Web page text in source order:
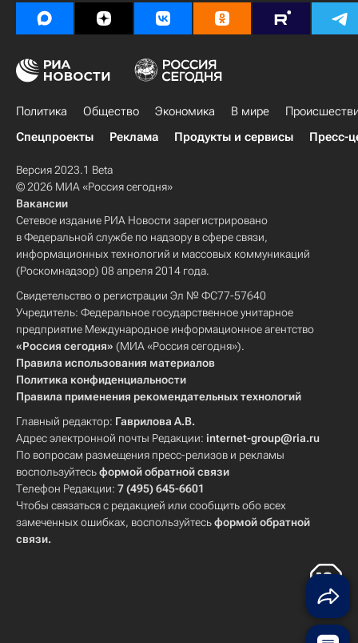
Политика Общество Экономика В мире
Спецпроекты
Реклама Продукты и сервисы Пресс-
Версия 2023.1 Beta
© 2026 МИА «Россия сегодня»
Вакансии
Сетевое издание РИА Новости зарегистрировано
в Федеральной службе по надзору в сфере связи,
информационных технологий и массовых коммуникаций
(Роскомнадзор) 08 апреля 2014 года.
Свидетельство о регистрации Эл № ФС77-57640
Учредитель: Федеральное государственное унитарное
предприятие Международное информационное агентство
«Россия сегодня» (МИА «Россия сегодня»).
Правила использования материалов
Политика конфиденциальности
Правила применения рекомендательных технологий
Главный редактор: Гаврилова А.В.
Адрес электронной почты Редакции: internet-group@ria.ru
По вопросам размещения пресс-релизов и рекламы
воспользуйтесьформой обратной связи
Телефон Редакции: 7 (495) 645-6601
Чтобы связаться с редакцией или сообщить обо всех
замеченных ошибках, воспользуйтесьформой обратной
связи.